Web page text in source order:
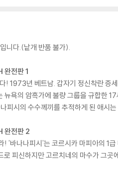
니다.(낱개 반품 불가).
완전판 1
! 1973년 베트남. 갑자기 정신착란 증
욕의 암흑가에 불량 그룹을 규합한
피시의 수수께끼를 추적하게 된 애시
완전판 2
'바나나피시'는 코르시카 마피아의 1
피신하지만 고르치네의 마수가 그